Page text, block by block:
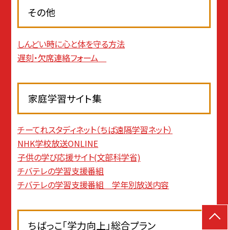
その他
しんどい時に心と体を守る方法
遅刻・欠席連絡フォーム
家庭学習サイト集
チーてれスタディネット（ちば遠隔学習ネット）
NHK学校放送ONLINE
子供の学び応援サイト(文部科学省)
チバテレの学習支援番組
チバテレの学習支援番組 学年別放送内容
ちばっこ「学力向上」総合プラン